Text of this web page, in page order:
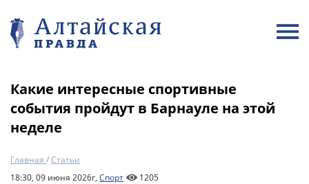
Какие интересные спортивные
события пройдут в Барнауле на этой
неделе
Главная /Статьи
18:30, 09 июня 2026г, Спорт 1205